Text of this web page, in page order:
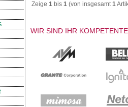
Zeige 1 bis 1 (von insgesamt1
WIR SIND IHR